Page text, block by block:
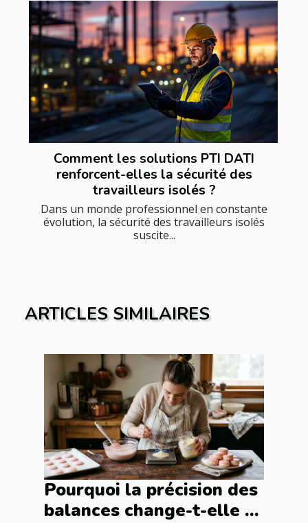
Comment les solutions PTI DATI
renforcent-elles la sécurité des
travailleurs isolés ?
Dans un monde professionnel en constante
évolution, la sécurité des travailleurs isolés
suscite...
ARTICLES SIMILAIRES
Pourquoi la précision des
balances change-t-elle le